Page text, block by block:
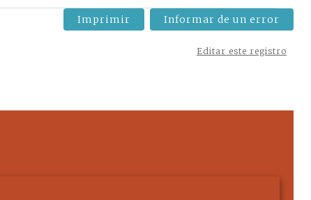
Imprimir Informar de un error
Editar este registro